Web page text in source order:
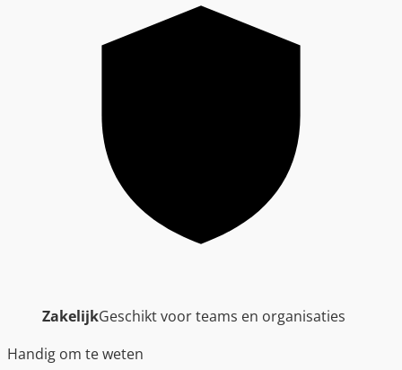
ZakelijkGeschikt voor teams en organisaties
Handig om te weten